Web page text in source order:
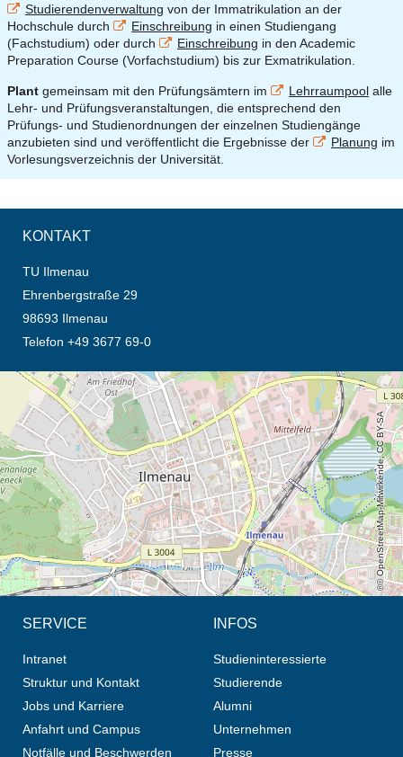
Studierendenverwaltung von der Immatrikulation an der
Hochschule durch
Einschreibung in einen Studiengang
(Fachstudium) oder durch
Einschreibung in den Academic
Preparation Course (Vorfachstudium) bis zur Exmatrikulation.
Plant gemeinsam mit den Prüfungsämtern im Lehrraumpool alle
Lehr- und Prüfungsveranstaltungen, die entsprechend den
Prüfungs- und Studienordnungen der einzelnen Studiengänge
anzubieten sind und veröffentlicht die Ergebnisse der
Planung im
Vorlesungsverzeichnis der Universität.
KONTAKT
TU Ilmenau
Ehrenbergstraße 29
98693 Ilmenau
Telefon +49 3677 69-0
Öffnet die Anfahrtsbeschreibung in neuem Tab (Karte)
© OpenStreetMap-Mitwirkende, CC BY-SA
SERVICE
Intranet
Struktur und Kontakt
Jobs und Karriere
Anfahrt und Campus
Notfälle und Beschwerden
INFOS
Studieninteressierte
Studierende
Alumni
Unternehmen
Presse